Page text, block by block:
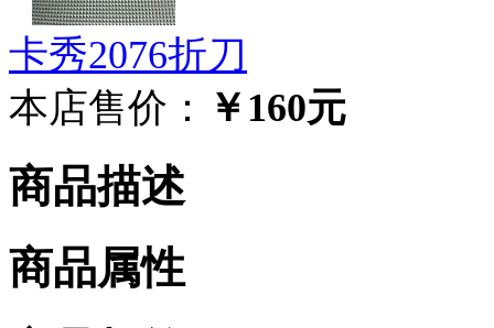
卡秀2076折刀
本店售价： ￥160元
商品描述
商品属性